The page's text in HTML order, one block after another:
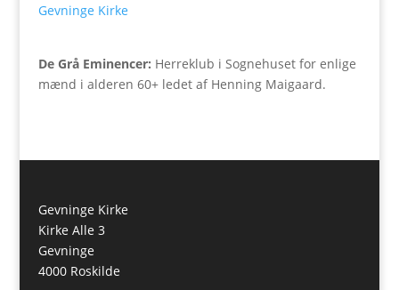
Gevninge Kirke
De Grå Eminencer: Herreklub i Sognehuset for enlige
mænd i alderen 60+ ledet af Henning Maigaard.
Gevninge Kirke
Kirke Alle 3
Gevninge
4000 Roskilde